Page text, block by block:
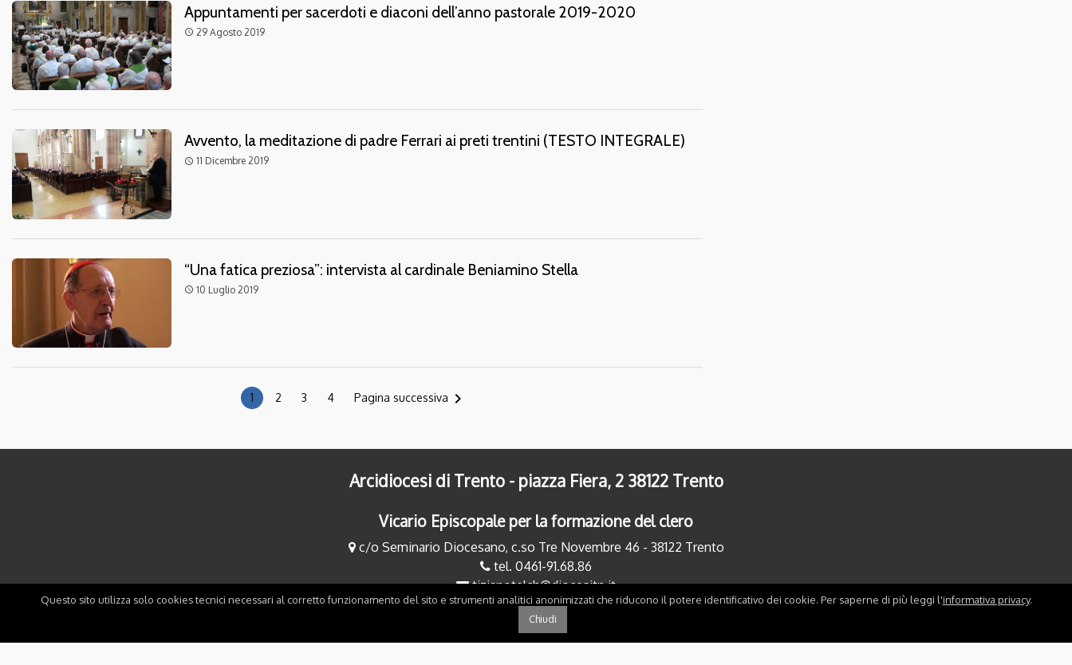
Appuntamenti per sacerdoti e diaconi dell’anno pastorale 2019-2020
access_time 29 Agosto 2019
Avvento, la meditazione di padre Ferrari ai preti trentini (TESTO INTEGRALE)
access_time 11 Dicembre 2019
“Una fatica preziosa”: intervista al cardinale Beniamino Stella
access_time 10 Luglio 2019
1 2 3 4 Pagina successiva navigate_next
Arcidiocesi di Trento - piazza Fiera, 2 38122 Trento
Vicario Episcopale per la formazione del clero
c/o Seminario Diocesano, c.so Tre Novembre 46 - 38122 Trento
tel. 0461-91.68.86
tizianotelch@diocesitn.it
Questo sito utilizza solo cookies tecnici necessari al corretto funzionamento del sito e strumenti analitici anonimizzati che riducono il potere identificativo dei cookie. Per saperne di più leggi l'informativa privacy.
Chiudi